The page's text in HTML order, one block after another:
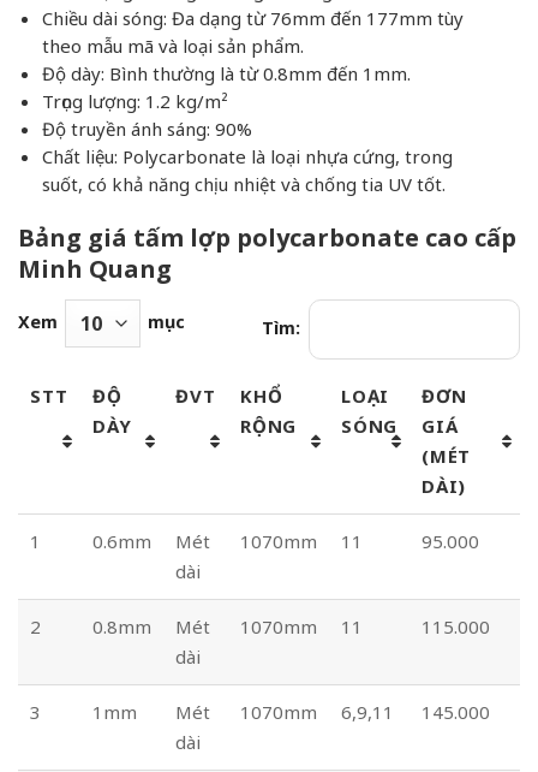
Chiều dài sóng: Đa dạng từ 76mm đến 177mm tùy
theo mẫu mã và loại sản phẩm.
Độ dày: Bình thường là từ 0.8mm đến 1mm.
Trọng lượng: 1.2 kg/m²
Độ truyền ánh sáng: 90%
Chất liệu: Polycarbonate là loại nhựa cứng, trong
suốt, có khả năng chịu nhiệt và chống tia UV tốt.
Bảng giá tấm lợp polycarbonate cao cấp
Minh Quang
Xem mục Tìm:
STT
ĐỘ
DÀY
ĐVT
KHỔ
RỘNG
LOẠI
SÓNG
ĐƠN
GIÁ
(MÉT
DÀI)
1 0.6mm
Mét
dài
1070mm 11 95.000
2 0.8mm
Mét
dài
1070mm 11 115.000
3 1mm
Mét
dài
1070mm 6,9,11 145.000